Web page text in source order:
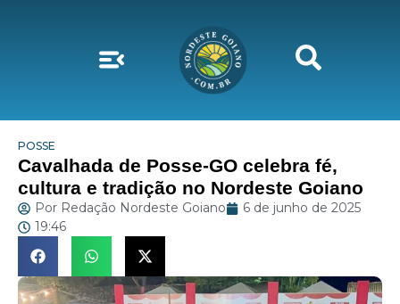
POSSE
Cavalhada de Posse-GO celebra fé,
cultura e tradição no Nordeste Goiano
Por Redação Nordeste Goiano
6 de junho de 2025
19:46